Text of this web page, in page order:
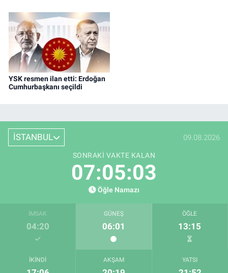
YSK resmen ilan etti: Erdoğan
Cumhurbaşkanı seçildi
İSTANBUL 09.08.2026
SONRAKI VAKTE KALAN
07:05:02
Öğle Namazı
İMSAK
04:20
GÜNEŞ
06:01
ÖĞLE
13:15
İKINDI AKŞAM YATSI